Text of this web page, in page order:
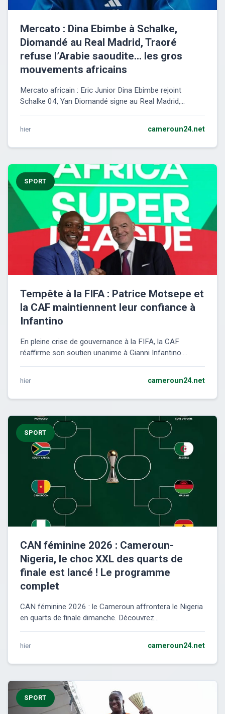
Mercato : Dina Ebimbe à Schalke,
Diomandé au Real Madrid, Traoré
refuse l’Arabie saoudite… les gros
mouvements africains
Mercato africain : Eric Junior Dina Ebimbe rejoint
Schalke 04, Yan Diomandé signe au Real Madrid,...
hier cameroun24.net
SPORT
Tempête à la FIFA : Patrice Motsepe et
la CAF maintiennent leur confiance à
Infantino
En pleine crise de gouvernance à la FIFA, la CAF
réaffirme son soutien unanime à Gianni Infantino....
hier cameroun24.net
SPORT
CAN féminine 2026 : Cameroun-
Nigeria, le choc XXL des quarts de
finale est lancé ! Le programme
complet
CAN féminine 2026 : le Cameroun affrontera le Nigeria
en quarts de finale dimanche. Découvrez...
hier cameroun24.net
SPORT